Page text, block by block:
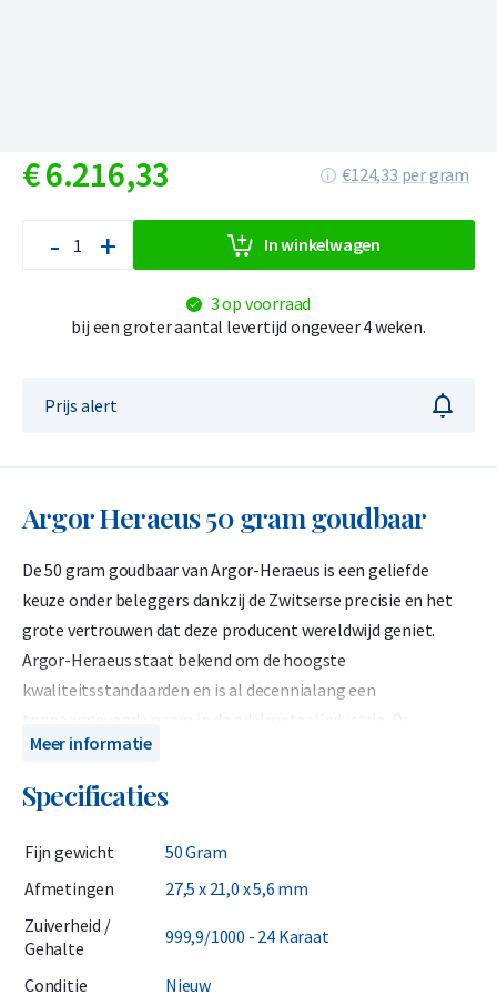
€6.216,33 €124,33 per gram
- + In winkelwagen
3 op voorraad
bij een groter aantal levertijd ongeveer 4 weken.
Prijs alert
Argor Heraeus 50 gram goudbaar
De 50 gram goudbaar van Argor-Heraeus is een geliefde
keuze onder beleggers dankzij de Zwitserse precisie en het
grote vertrouwen dat deze producent wereldwijd geniet.
Argor-Heraeus staat bekend om de hoogste
kwaliteitsstandaarden en is al decennialang een
toonaangevende naam in de edelmetaalindustrie. De
raffinaderij produceert internationaal erkende LBMA-
goudbaren die 999,9 puur goud (24-karaats) bevatten. De
Argor-Heraeus 50 gram goudbaar heeft een uniek
echtheidscertificaat.
Argor-Heraeus is sinds 1961 geaccrediteerd door de LBMA
Meer informatie
Specificaties
Fijn gewicht
50 Gram
Afmetingen
27,5 x 21,0 x 5,6 mm
Zuiverheid /
Gehalte
999,9/1000 - 24 Karaat
Conditie Nieuw